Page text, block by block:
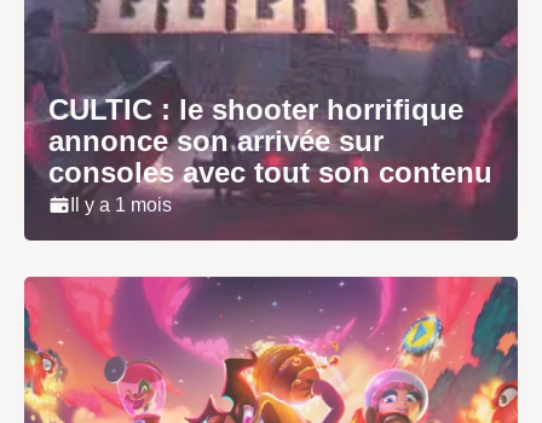
CULTIC : le shooter horrifique
annonce son arrivée sur
consoles avec tout son contenu
Il y a 1 mois